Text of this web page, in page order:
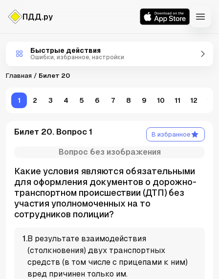
ПДД.ру
Билеты ПДД
Быстрые действия
Ошибки, избранное, настройки
Главная Билет 20
1 2 3 4 5 6 7 8 9 10 11 12 13
Билет 20. Вопрос 1 В избранное
Вопрос без изображения
Какие условия являются обязательными
для оформления документов о дорожно-
транспортном происшествии (ДТП) без
участия уполномоченных на то
сотрудников полиции?
1.В результате взаимодействия
(столкновения) двух транспортных
средств (в том числе с прицепами к ним)
вред причинен только им.